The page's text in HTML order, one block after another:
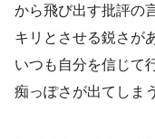
から飛び出す批評の
キリとさせる鋭さが
いつも自分を信じて
痴っぽさが出てしま